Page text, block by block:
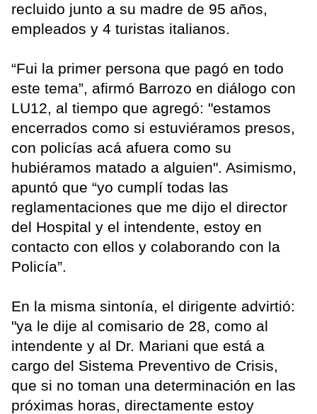
recluido junto a su madre de 95 años,
empleados y 4 turistas italianos.
“Fui la primer persona que pagó en todo
este tema”, afirmó Barrozo en diálogo con
LU12, al tiempo que agregó: "estamos
encerrados como si estuviéramos presos,
con policías acá afuera como su
hubiéramos matado a alguien". Asimismo,
apuntó que “yo cumplí todas las
reglamentaciones que me dijo el director
del Hospital y el intendente, estoy en
contacto con ellos y colaborando con la
Policía”.
En la misma sintonía, el dirigente advirtió:
"ya le dije al comisario de 28, como al
intendente y al Dr. Mariani que está a
cargo del Sistema Preventivo de Crisis,
que si no toman una determinación en las
próximas horas, directamente estoy